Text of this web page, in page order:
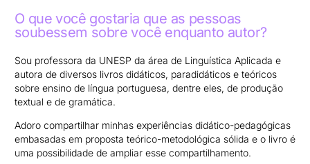
O que você gostaria que as pessoas
soubessem sobre você enquanto autor?
Sou professora da UNESP da área de Linguística Aplicada e
autora de diversos livros didáticos, paradidáticos e teóricos
sobre ensino de língua portuguesa, dentre eles, de produção
textual e de gramática.
Adoro compartilhar minhas experiências didático-pedagógicas
embasadas em proposta teórico-metodológica sólida e o livro é
uma possibilidade de ampliar esse compartilhamento.